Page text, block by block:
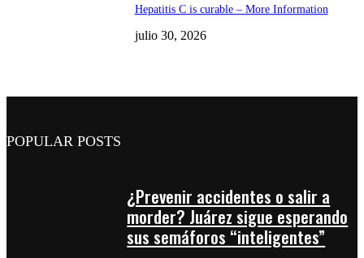
Hepatitis C is curable – More Information
julio 30, 2026
POPULAR POSTS
¿Prevenir accidentes o salir a
morder? Juárez sigue esperando
sus semáforos “inteligentes”